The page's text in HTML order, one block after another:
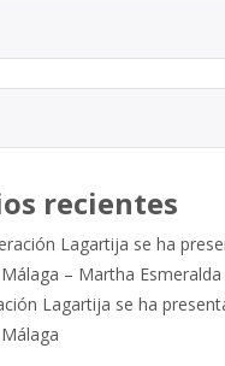
recientes
Lagartija se ha
– Martha Esmeralda
Lagartija se ha